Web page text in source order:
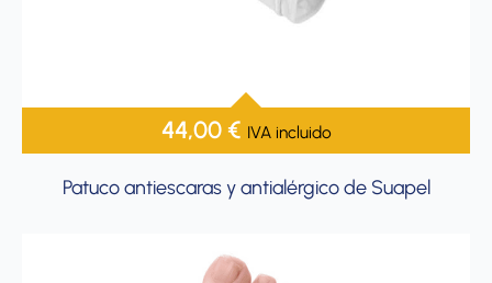
44,00€ IVA incluido
Patuco antiescaras y antialérgico de Suapel